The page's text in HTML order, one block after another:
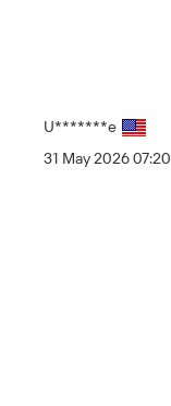
U*******e
31 May 2026 07:20